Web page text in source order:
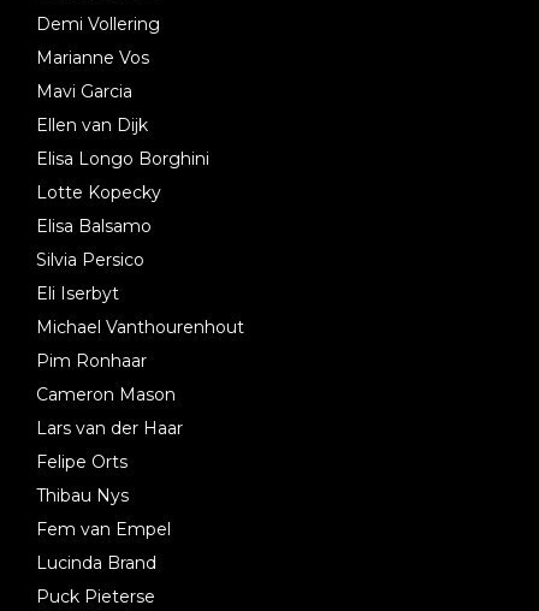
Demi Vollering
Marianne Vos
Mavi Garcia
Ellen van Dijk
Elisa Longo Borghini
Lotte Kopecky
Elisa Balsamo
Silvia Persico
Eli Iserbyt
Michael Vanthourenhout
Pim Ronhaar
Cameron Mason
Lars van der Haar
Felipe Orts
Thibau Nys
Fem van Empel
Lucinda Brand
Puck Pieterse